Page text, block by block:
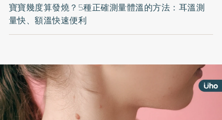
寶寶幾度算發燒？5種正確測量體溫的方法：耳溫測
量快、額溫快速便利